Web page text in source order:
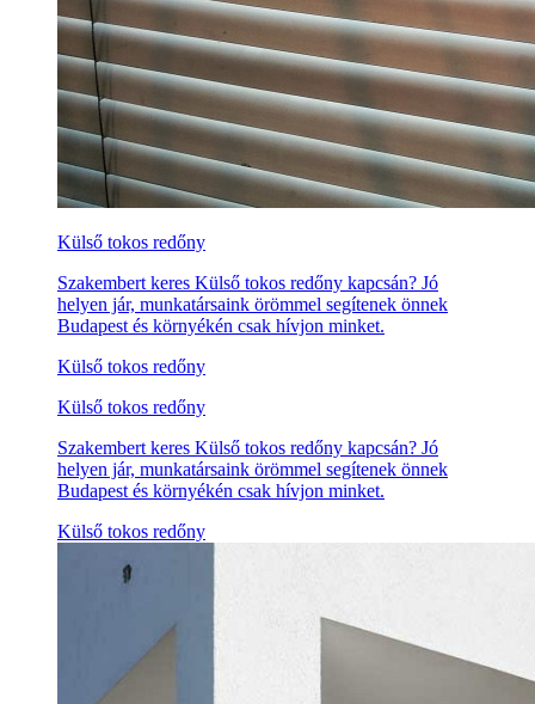
Külső tokos redőny
Szakembert keres Külső tokos redőny kapcsán? Jó
helyen jár, munkatársaink örömmel segítenek önnek
Budapest és környékén csak hívjon minket.
Külső tokos redőny
Külső tokos redőny
Szakembert keres Külső tokos redőny kapcsán? Jó
helyen jár, munkatársaink örömmel segítenek önnek
Budapest és környékén csak hívjon minket.
Külső tokos redőny